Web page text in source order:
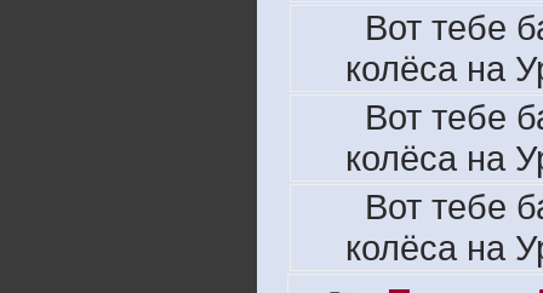
Вот тебе
колёса на
Вот тебе
колёса на
Вот тебе
колёса на